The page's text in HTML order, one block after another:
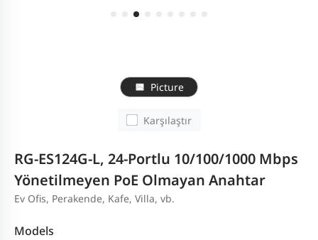
Picture
Karşılaştır
RG-ES124G-L, 24-Portlu 10/100/1000 Mbps
Yönetilmeyen PoE Olmayan Anahtar
Ev Ofis, Perakende, Kafe, Villa, vb.
Models